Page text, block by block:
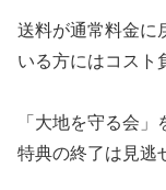
送料が通常料金に
いる方にはコスト
「大地を守る会
特典の終了は見逃